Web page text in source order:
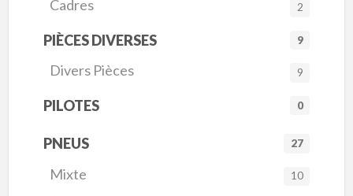
Cadres 2
PIÈCES DIVERSES 9
Divers Pièces 9
PILOTES 0
PNEUS 27
Mixte 10